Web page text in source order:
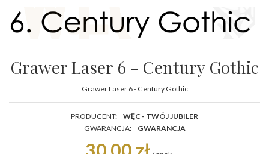
Grawer Laser 6 - Century Gothic
Grawer Laser 6 - Century Gothic
PRODUCENT:
WĘC - TWÓJ JUBILER
GWARANCJA:
GWARANCJA